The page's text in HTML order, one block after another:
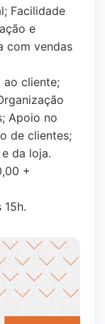
Facilidade
e
com vendas
ao cliente;
Apoio no
de clientes;
da loja.
+